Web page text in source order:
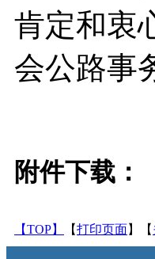
肯定和衷
会公路事
附件下载：
【TOP】 【打印页面】【